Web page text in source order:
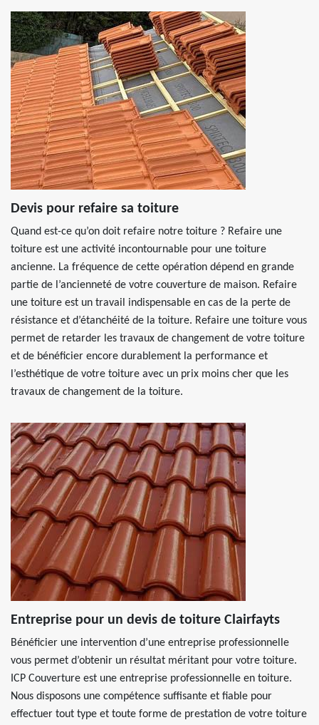
Devis pour refaire sa toiture
Quand est-ce qu’on doit refaire notre toiture ? Refaire une
toiture est une activité incontournable pour une toiture
ancienne. La fréquence de cette opération dépend en grande
partie de l’ancienneté de votre couverture de maison. Refaire
une toiture est un travail indispensable en cas de la perte de
résistance et d’étanchéité de la toiture. Refaire une toiture vous
permet de retarder les travaux de changement de votre toiture
et de bénéficier encore durablement la performance et
l’esthétique de votre toiture avec un prix moins cher que les
travaux de changement de la toiture.
Entreprise pour un devis de toiture Clairfayts
Bénéficier une intervention d’une entreprise professionnelle
vous permet d’obtenir un résultat méritant pour votre toiture.
ICP Couverture est une entreprise professionnelle en toiture.
Nous disposons une compétence suffisante et fiable pour
effectuer tout type et toute forme de prestation de votre toiture